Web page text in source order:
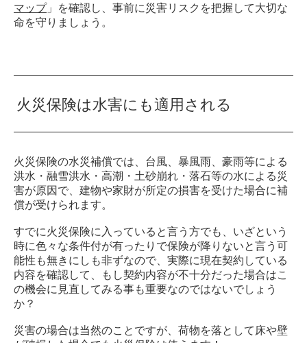
マップ」を確認し、事前に災害リスクを把握して大切な
命を守りましょう。
火災保険は水害にも適用される
火災保険の水災補償では、台風、暴風雨、豪雨等による
洪水・融雪洪水・高潮・土砂崩れ・落石等の水による災
害が原因で、建物や家財が所定の損害を受けた場合に補
償が受けられます。
すでに火災保険に入っていると言う方でも、いざという
時に色々な条件付が有ったりで保険が降りないと言う可
能性も無きにしも非ずなので、実際に現在契約している
内容を確認して、もし契約内容が不十分だった場合はこ
の機会に見直してみる事も重要なのではないでしょう
か？
災害の場合は当然のことですが、荷物を落として床や壁